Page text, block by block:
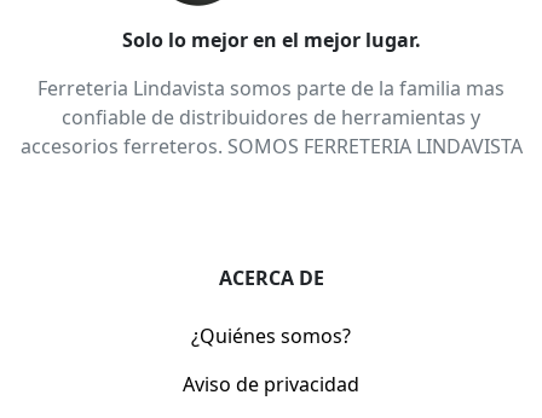
Solo lo mejor en el mejor lugar.
Ferreteria Lindavista somos parte de la familia mas
confiable de distribuidores de herramientas y
accesorios ferreteros. SOMOS FERRETERIA LINDAVISTA
ACERCA DE
¿Quiénes somos?
Aviso de privacidad